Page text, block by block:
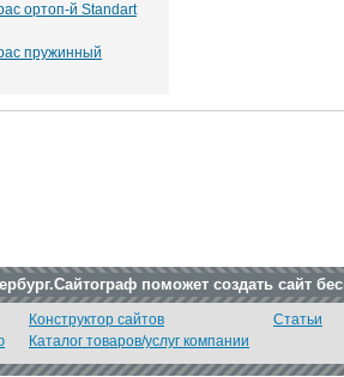
ортоп-й Standart
пружинный
поможет создать сайт
Конструктор сайтов
Каталог товаров/услуг компании
Статьи